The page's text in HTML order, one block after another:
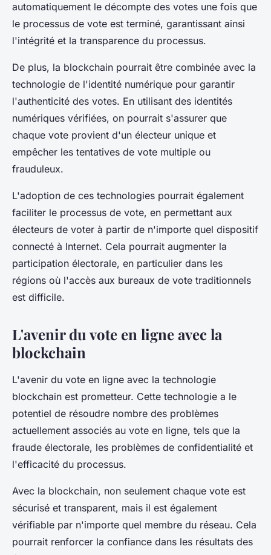
automatiquement le décompte des votes une fois que
le processus de vote est terminé, garantissant ainsi
l'intégrité et la transparence du processus.
De plus, la blockchain pourrait être combinée avec la
technologie de l'identité numérique pour garantir
l'authenticité des votes. En utilisant des identités
numériques vérifiées, on pourrait s'assurer que
chaque vote provient d'un électeur unique et
empêcher les tentatives de vote multiple ou
frauduleux.
L'adoption de ces technologies pourrait également
faciliter le processus de vote, en permettant aux
électeurs de voter à partir de n'importe quel dispositif
connecté à Internet. Cela pourrait augmenter la
participation électorale, en particulier dans les
régions où l'accès aux bureaux de vote traditionnels
est difficile.
L'avenir du vote en ligne avec la
blockchain
L'avenir du vote en ligne avec la technologie
blockchain est prometteur. Cette technologie a le
potentiel de résoudre nombre des problèmes
actuellement associés au vote en ligne, tels que la
fraude électorale, les problèmes de confidentialité et
l'efficacité du processus.
Avec la blockchain, non seulement chaque vote est
sécurisé et transparent, mais il est également
vérifiable par n'importe quel membre du réseau. Cela
pourrait renforcer la confiance dans les résultats des